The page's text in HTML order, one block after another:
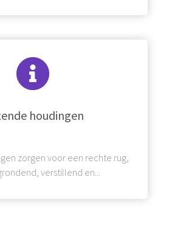
houdingen
zorgen voor een rechte rug,
verstillend en...